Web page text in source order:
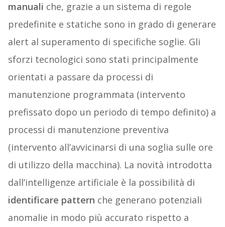
manuali che, grazie a un sistema di regole
predefinite e statiche sono in grado di generare
alert al superamento di specifiche soglie. Gli
sforzi tecnologici sono stati principalmente
orientati a passare da processi di
manutenzione programmata (intervento
prefissato dopo un periodo di tempo definito) a
processi di manutenzione preventiva
(intervento all’avvicinarsi di una soglia sulle ore
di utilizzo della macchina). La novità introdotta
dall’intelligenze artificiale è la possibilità di
identificare pattern che generano potenziali
anomalie in modo più accurato rispetto a